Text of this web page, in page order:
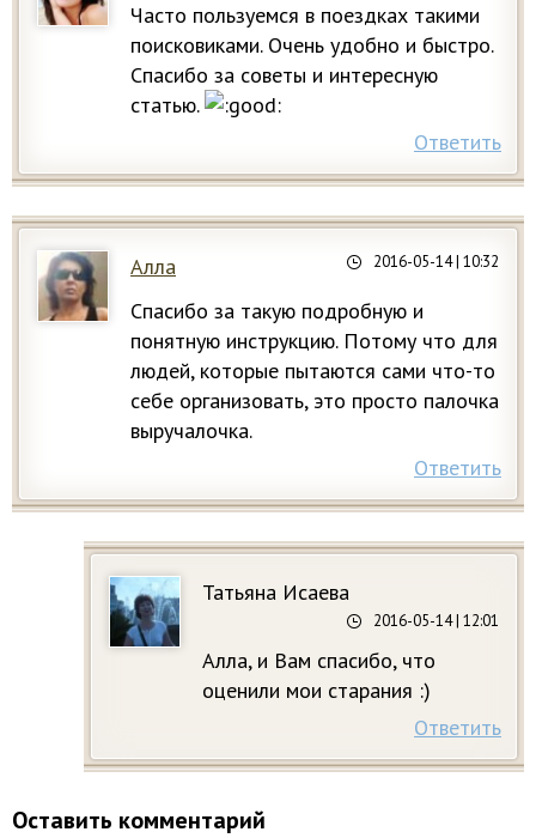
Часто пользуемся в поездках такими
поисковиками. Очень удобно и быстро.
Спасибо за советы и интересную
статью.
Ответить
Алла 2016-05-14| 10:32
Спасибо за такую подробную и
понятную инструкцию. Потому что для
людей, которые пытаются сами что-то
себе организовать, это просто палочка
выручалочка.
Ответить
Татьяна Исаева
2016-05-14| 12:01
Алла, и Вам спасибо, что
оценили мои старания :)
Ответить
Оставить комментарий